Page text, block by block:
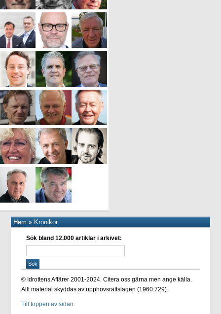
Hem » Krönikor
Sök bland 12.000 artiklar i arkivet:
© Idrottens Affärer 2001-2024. Citera oss gärna men ange källa.
Allt material skyddas av upphovsrättslagen (1960:729).
Till toppen av sidan